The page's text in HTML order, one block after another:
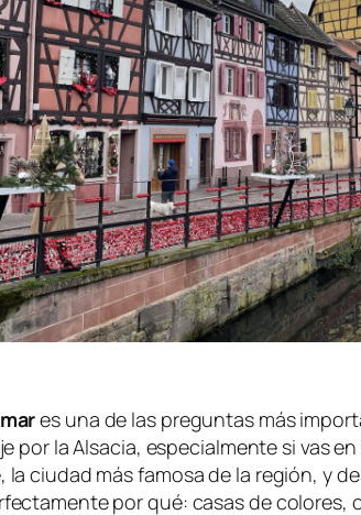
es una de las preguntas más
por la Alsacia, especialmente si vas
ciudad más famosa de la región, y
por qué: casas de colores,